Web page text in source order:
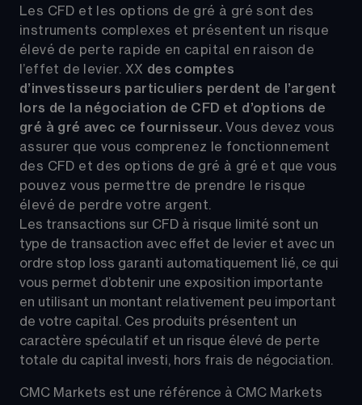
Les CFD et les options de gré à gré sont des
instruments complexes et présentent un risque
élevé de perte rapide en capital en raison de
l’effet de levier. XX des comptes
d’investisseurs particuliers perdent de l’argent
lors de la négociation de CFD et d’options de
gré à gré avec ce fournisseur. Vous devez vous
assurer que vous comprenez le fonctionnement
des CFD et des options de gré à gré et que vous
pouvez vous permettre de prendre le risque
élevé de perdre votre argent.
Les transactions sur CFD à risque limité sont un
type de transaction avec effet de levier et avec un
ordre stop loss garanti automatiquement lié, ce qui
vous permet d’obtenir une exposition importante
en utilisant un montant relativement peu important
de votre capital. Ces produits présentent un
caractère spéculatif et un risque élevé de perte
totale du capital investi, hors frais de négociation.
CMC Markets est une référence à CMC Markets